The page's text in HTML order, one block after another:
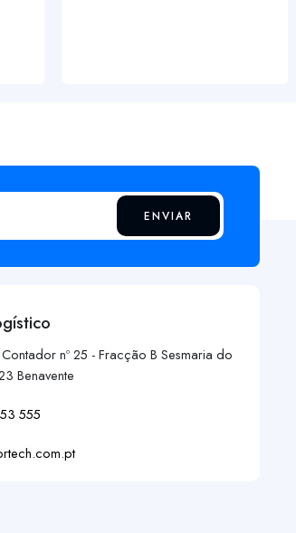
ENVIAR
nº 25 - Fracção B Sesmaria do
Benavente
555